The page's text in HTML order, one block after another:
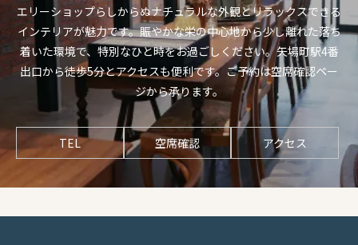
エリーショップらしからぬナチュラルな外観とリラックスできる
インテリアが魅力です。賑やかな栄の中心地から少し離れた落ち
着いた環境で、特別なひと時をお過ごしください。矢場町駅4番
出口から徒歩5分とアクセスも便利です。ご予約は空席確認ペー
ジから承ります。
TEL 空席確認 アクセス